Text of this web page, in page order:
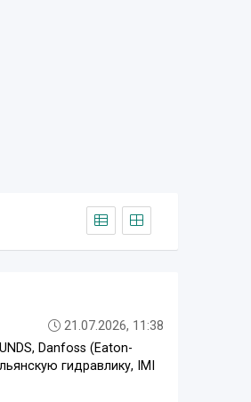
21.07.2026, 11:38
Danfoss (Eaton-
гидравлику, IMI